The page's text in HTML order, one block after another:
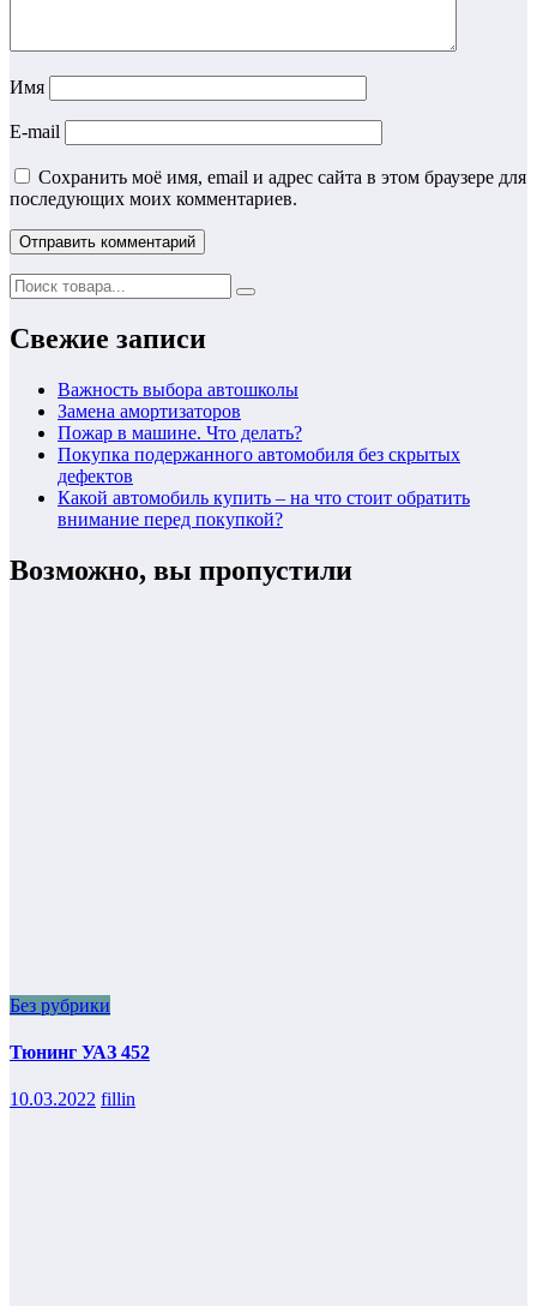
Имя
E-mail
Сохранить моё имя, email и адрес сайта в этом браузере для
последующих моих комментариев.
Свежие записи
Важность выбора автошколы
Замена амортизаторов
Пожар в машине. Что делать?
Покупка подержанного автомобиля без скрытых
дефектов
Какой автомобиль купить – на что стоит обратить
внимание перед покупкой?
Возможно, вы пропустили
Без рубрики
Тюнинг УАЗ 452
10.03.2022 fillin